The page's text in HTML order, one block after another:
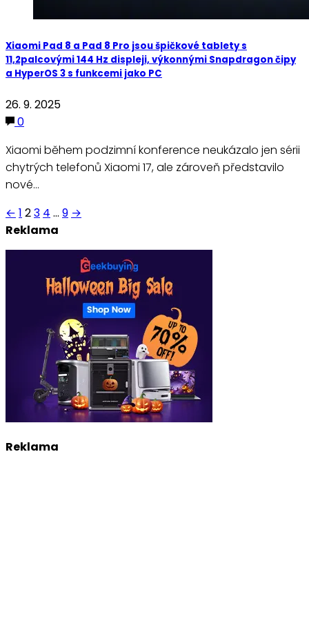
Xiaomi Pad 8 a Pad 8 Pro jsou špičkové tablety s
11,2palcovými 144 Hz displeji, výkonnými Snapdragon čipy
a HyperOS 3 s funkcemi jako PC
26. 9. 2025
0
Xiaomi během podzimní konference neukázalo jen sérii
chytrých telefonů Xiaomi 17, ale zároveň představilo
nové…
Stránkování
příspěvků
← 1 23 4 … 9 →
Reklama
Reklama